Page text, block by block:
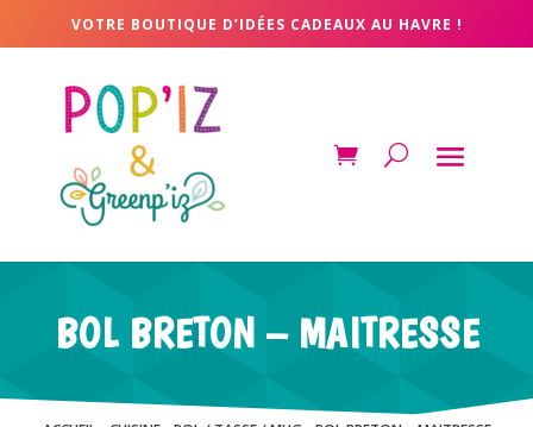
VOTRE BOUTIQUE D’IDÉES CADEAUX AU HAVRE !
BOL BRETON – MAITRESSE